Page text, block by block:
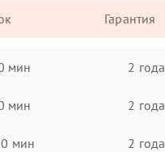
Гарантия
мин 2 года
мин 2 года
мин 2 года